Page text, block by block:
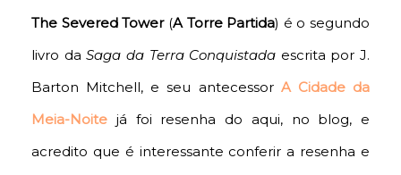
The Severed Tower (A Torre Partida) é o segundo
livro da Saga da Terra Conquistada escrita por J.
Barton Mitchell, e seu antecessor A Cidade da
Meia-Noite já foi resenha do aqui, no blog, e
acredito que é interessante conferir a resenha e